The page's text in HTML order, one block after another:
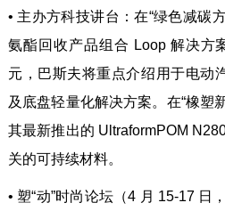
• 主办方科技讲台：在“绿色减碳
氨酯回收产品组合 Loop 解决方
元，巴斯夫将重点介绍用于电动
及底盘轻量化解决方案。在“橡塑
其最新推出的 UltraformPOM
关的可持续材料。
• 塑“动”时尚论坛（4 月 15-17 日